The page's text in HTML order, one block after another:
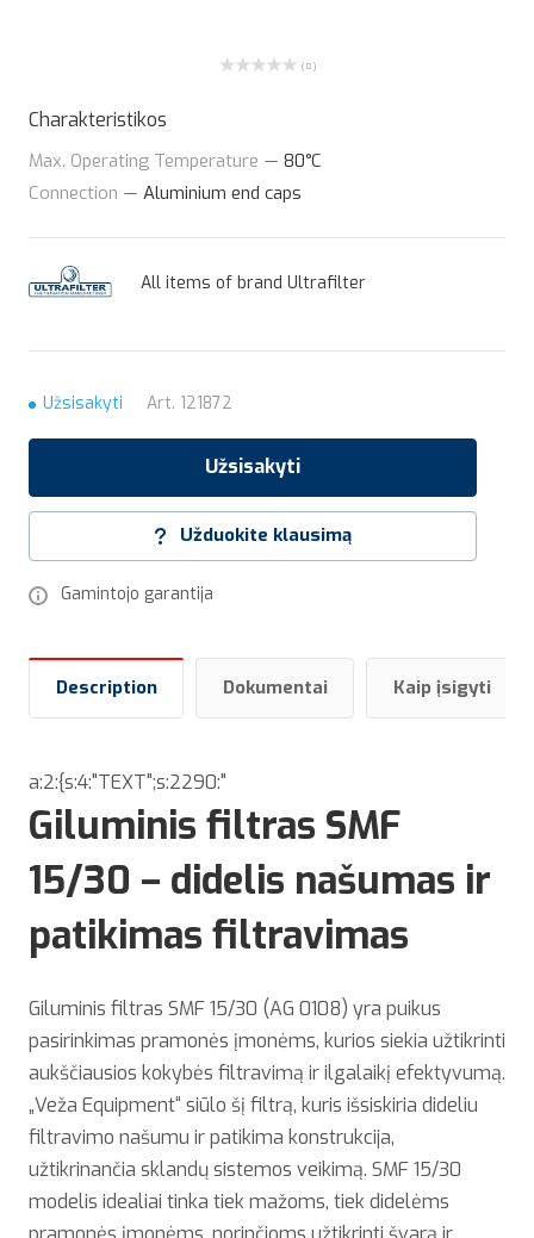
( 0 )
Charakteristikos
Max. Operating Temperature — 80°C
Connection — Aluminium end caps
All items of brand Ultrafilter
Užsisakyti Art. 121872
Užsisakyti
Užduokite klausimą
Gamintojo garantija
Description Dokumentai Kaip įsigyti
a:2:{s:4:"TEXT";s:2290:"
Giluminis filtras SMF
15/30 – didelis našumas ir
patikimas filtravimas
Giluminis filtras SMF 15/30 (AG 0108) yra puikus
pasirinkimas pramonės įmonėms, kurios siekia užtikrinti
aukščiausios kokybės filtravimą ir ilgalaikį efektyvumą.
„Veža Equipment“ siūlo šį filtrą, kuris išsiskiria dideliu
filtravimo našumu ir patikima konstrukcija,
užtikrinančia sklandų sistemos veikimą. SMF 15/30
modelis idealiai tinka tiek mažoms, tiek didelėms